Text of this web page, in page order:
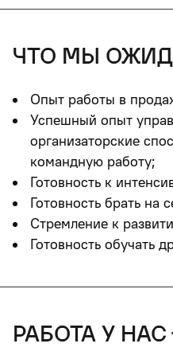
что мы
Опыт работы в
Успешный опыт
организаторские
командную работу;
Готовность к
Готовность брать на
Стремление к
Готовность обучать
работа у нас